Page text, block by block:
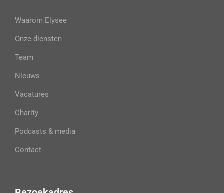
Waarom Elysee
Onze diensten
Team
Nieuws
Vacatures
Charity
Podcasts & media
Contact